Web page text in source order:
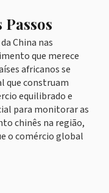
China nas
que merece
africanos se
que construam
equilibrado e
para monitorar as
chinês na região,
o comércio global